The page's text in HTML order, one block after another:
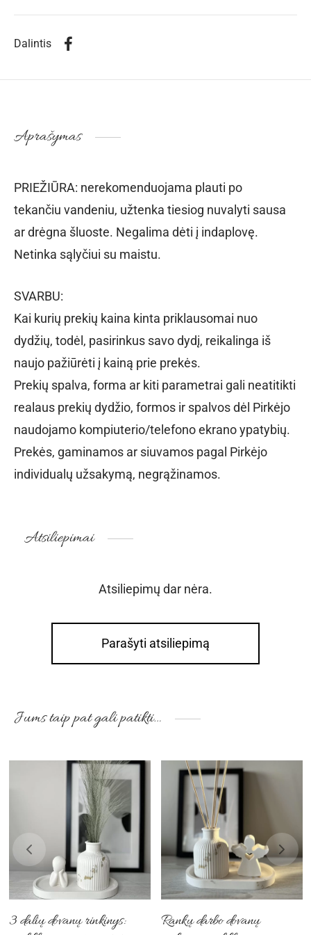
Dalintis
Aprašymas
PRIEŽIŪRA: nerekomenduojama plauti po
tekančiu vandeniu, užtenka tiesiog nuvalyti sausa
ar drėgna šluoste. Negalima dėti į indaplovę.
Netinka sąlyčiui su maistu.
SVARBU:
Kai kurių prekių kaina kinta priklausomai nuo
dydžių, todėl, pasirinkus savo dydį, reikalinga iš
naujo pažiūrėti į kainą prie prekės.
Prekių spalva, forma ar kiti parametrai gali neatitikti
realaus prekių dydžio, formos ir spalvos dėl Pirkėjo
naudojamo kompiuterio/telefono ekrano ypatybių.
Prekės, gaminamos ar siuvamos pagal Pirkėjo
individualų užsakymą, negrąžinamos.
Atsiliepimai
Atsiliepimų dar nėra.
Parašyti atsiliepimą
Jums taip pat gali patikti…
3 dalių dovanų rinkinys:
Rankų darbo dovanų